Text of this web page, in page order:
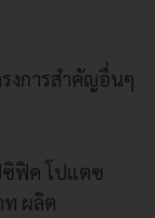
งการสำคัญอื่นๆ
ซิฟิค โปแตซ
ท ผลิต